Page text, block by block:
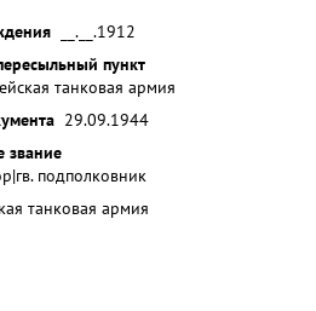
__.__.1912
пункт
танковая армия
29.09.1944
звание
подполковник
танковая армия